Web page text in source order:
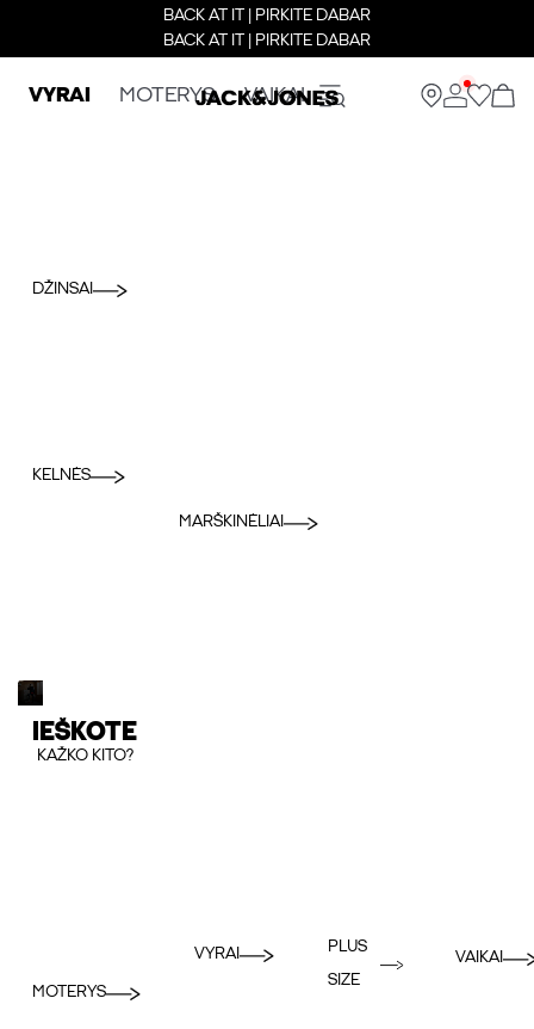
BACK AT IT | PIRKITE DABAR
BACK AT IT | PIRKITE DABAR
VYRAI MOTERYS VAIKAI
DŽINSAI
KELNĖS
MARŠKINĖLIAI
IEŠKOTE
KAŽKO KITO?
MOTERYS
VYRAI
PLUS
SIZE
VAIKAI